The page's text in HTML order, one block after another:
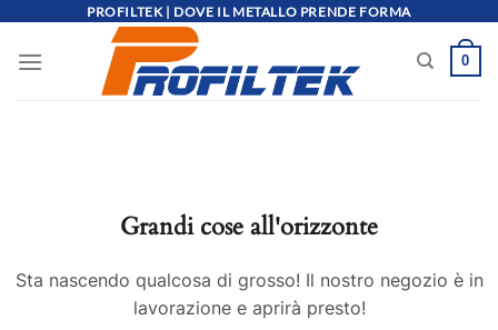
contenuti
PROFILTEK | DOVE IL METALLO PRENDE FORMA
0
Grandi cose all'orizzonte
Sta nascendo qualcosa di grosso! Il nostro negozio è in
lavorazione e aprirà presto!